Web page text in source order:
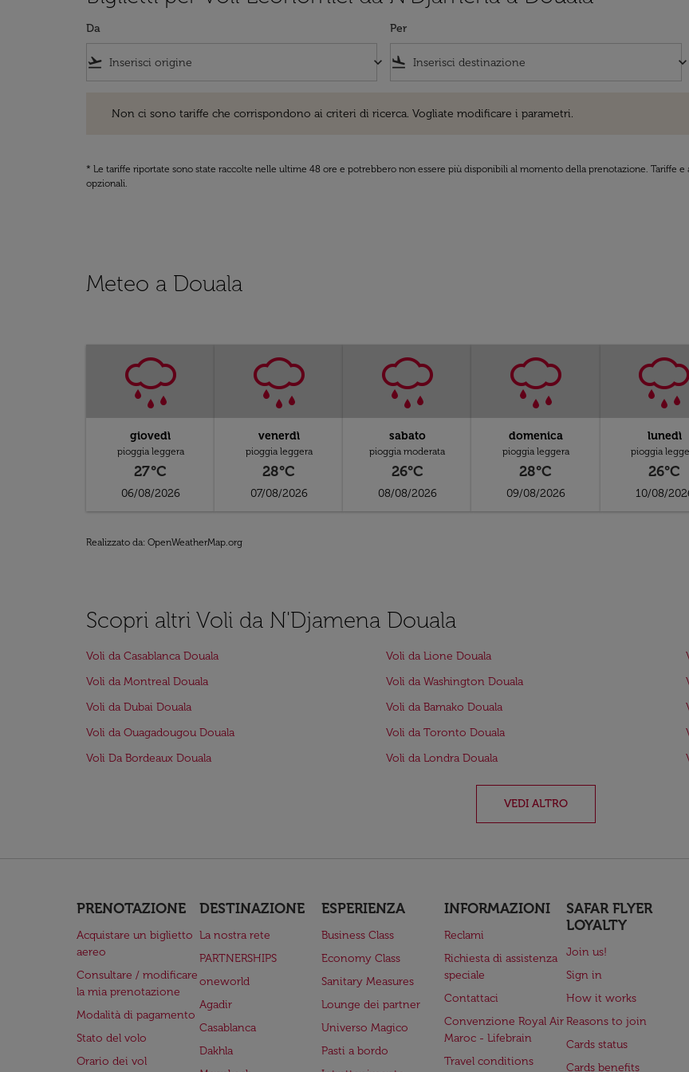
Da
flight_takeoff keyboard_arrow_down
Per
flight_land keyboard_arrow_down
Non ci sono tariffe che corrispondono ai criteri di ricerca. Vogliate modificare i parametri.
* Le tariffe riportate sono state raccolte nelle ultime 48 ore e potrebbero non essere più disponibili al momento della prenotazione. Tariffe
opzionali.
Meteo a Douala
giovedì
pioggia leggera
27°C
06/08/2026
venerdì
pioggia leggera
28°C
07/08/2026
sabato
pioggia moderata
26°C
08/08/2026
domenica
pioggia leggera
28°C
09/08/2026
lunedì
pioggia
26°C
10/08/
Realizzato da: OpenWeatherMap.org
Scopri altri Voli da N'Djamena Douala
Voli da Casablanca Douala Voli da Lione Douala
Voli da Montreal Douala
Voli da Washington Douala
Voli da Dubai Douala
Voli da Bamako Douala
Voli da Ouagadougou Douala
Voli da Toronto Douala
Voli Da Bordeaux Douala
Voli da Londra Douala
VEDI ALTRO
PRENOTAZIONE
Acquistare un biglietto
aereo
Consultare / modificare
la mia prenotazione
Modalità di pagamento
Stato del volo
Orario dei vol
DESTINAZIONE
La nostra rete
PARTNERSHIPS
oneworld
Agadir
Casablanca
Dakhla
ESPERIENZA
Business Class
Economy Class
Sanitary Measures
Lounge dei partner
Universo Magico
Pasti a bordo
INFORMAZIONI
Reclami
Richiesta di assistenza
speciale
Contattaci
Convenzione Royal Air
Maroc - Lifebrain
Travel conditions
SAFAR FLYER
LOYALTY
Join us!
Sign in
How it works
Reasons to join
Cards status
Cards benefits